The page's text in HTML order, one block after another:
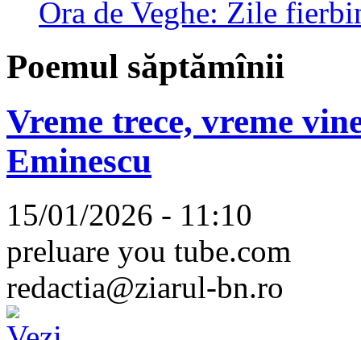
Ora de Veghe: Zile
Poemul săptămînii
Vreme trece, vreme
Eminescu
15/01/2026 - 11:10
preluare you tube.com
redactia@ziarul-bn.ro